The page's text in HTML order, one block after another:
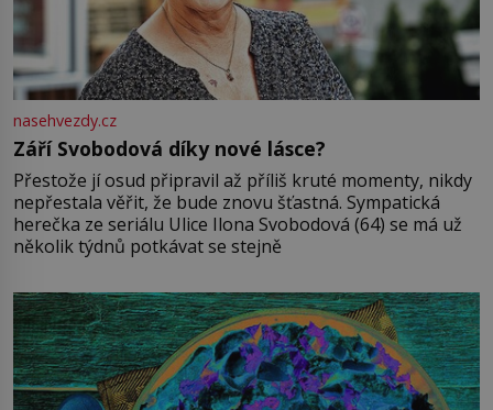
nasehvezdy.cz
Září Svobodová díky nové lásce?
Přestože jí osud připravil až příliš kruté momenty, nikdy
nepřestala věřit, že bude znovu šťastná. Sympatická
herečka ze seriálu Ulice Ilona Svobodová (64) se má už
několik týdnů potkávat se stejně